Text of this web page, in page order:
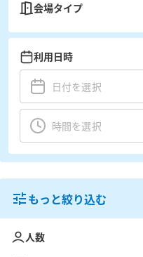
会場タイプ
利用日時
もっと絞り込む
人数